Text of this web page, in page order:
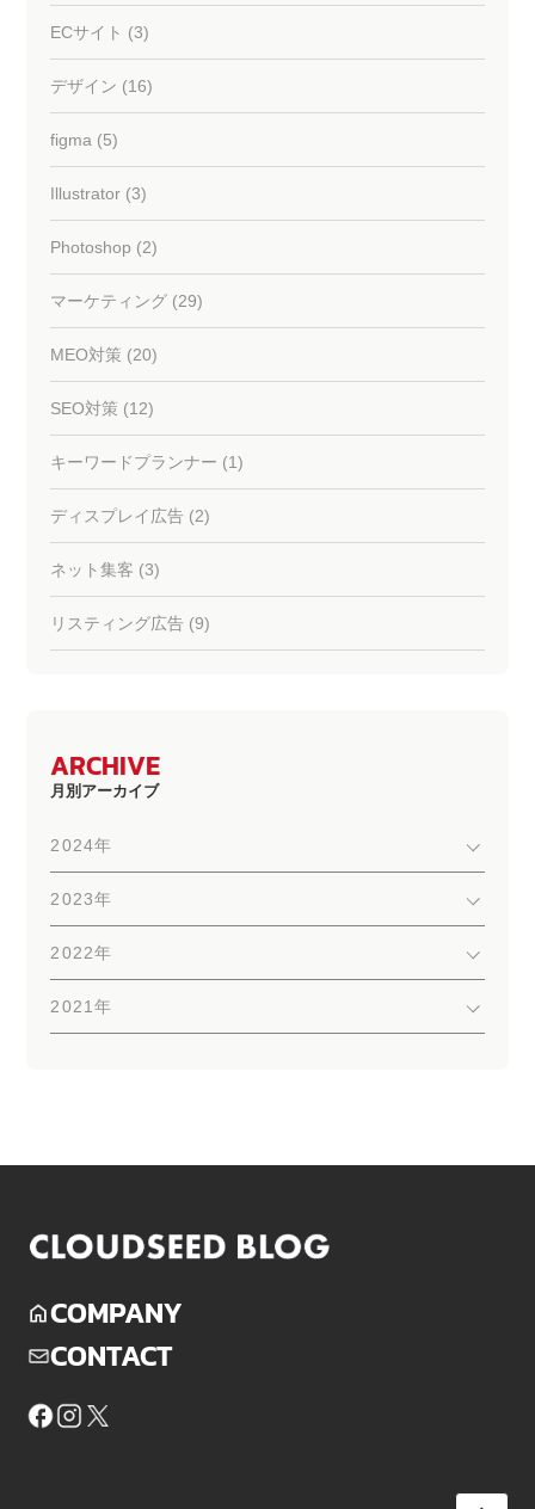
ECサイト (3)
デザイン (16)
figma (5)
Illustrator (3)
Photoshop (2)
マーケティング (29)
MEO対策 (20)
SEO対策 (12)
キーワードプランナー (1)
ディスプレイ広告 (2)
ネット集客 (3)
リスティング広告 (9)
ARCHIVE
月別アーカイブ
2024年
2023年
2022年
2021年
COMPANY
CONTACT